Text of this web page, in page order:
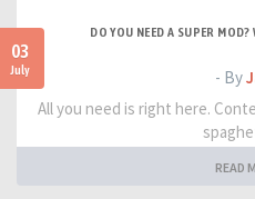
03
July
DO YOU NEED A SUPER
- By
All you need is right here.
READ